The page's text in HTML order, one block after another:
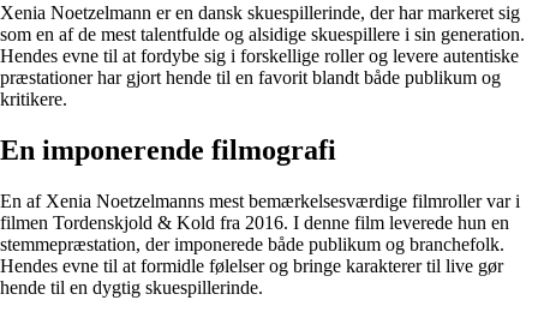
Xenia Noetzelmann er en dansk skuespillerinde, der har markeret sig
som en af de mest talentfulde og alsidige skuespillere i sin generation.
Hendes evne til at fordybe sig i forskellige roller og levere autentiske
præstationer har gjort hende til en favorit blandt både publikum og
kritikere.
En imponerende filmografi
En af Xenia Noetzelmanns mest bemærkelsesværdige filmroller var i
filmen Tordenskjold & Kold fra 2016. I denne film leverede hun en
stemmepræstation, der imponerede både publikum og branchefolk.
Hendes evne til at formidle følelser og bringe karakterer til live gør
hende til en dygtig skuespillerinde.